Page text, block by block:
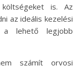
is. Az
az ideális kezelési
a lehető legjobb
számít orvosi